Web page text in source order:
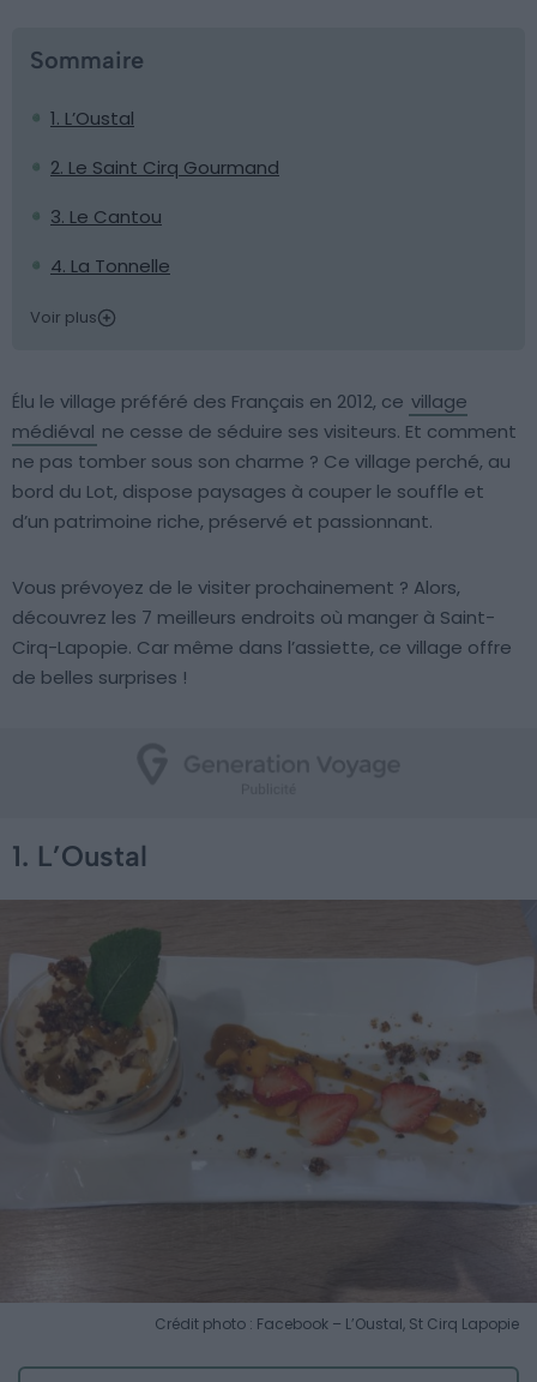
Sommaire
1. L’Oustal
2. Le Saint Cirq Gourmand
3. Le Cantou
4. La Tonnelle
Voir plus
Élu le village préféré des Français en 2012, ce village
médiéval ne cesse de séduire ses visiteurs. Et comment
ne pas tomber sous son charme ? Ce village perché, au
bord du Lot, dispose paysages à couper le souffle et
d’un patrimoine riche, préservé et passionnant.
Vous prévoyez de le visiter prochainement ? Alors,
découvrez les 7 meilleurs endroits où manger à Saint-
Cirq-Lapopie. Car même dans l’assiette, ce village offre
de belles surprises !
1. L’Oustal
Crédit photo : Facebook – L’Oustal, St Cirq Lapopie